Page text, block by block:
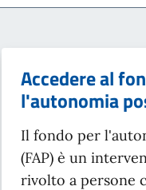
Accedere al
l'autonomia
Il fondo per
(FAP) è un
rivolto a persone